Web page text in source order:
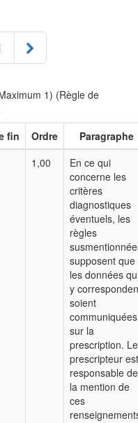
1) (Règle de
fin Ordre
Paragraphe
1,00
En ce qui
concerne les
critères
diagnostiques
éventuels, les
règles
supposent que
les données
y
soient
communiquées
sur la
prescription. Le
prescripteur est
responsable de
la mention de
ces